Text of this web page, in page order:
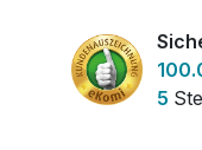
pro Stück
Frühstück5